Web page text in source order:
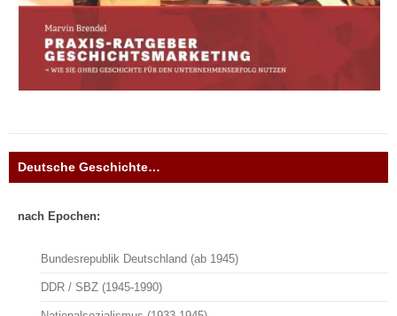
Deutsche Geschichte…
nach Epochen:
Bundesrepublik Deutschland (ab 1945)
DDR / SBZ (1945-1990)